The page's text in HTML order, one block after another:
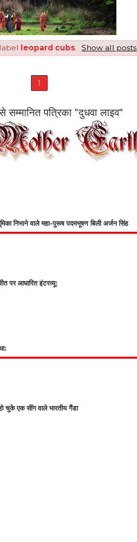
leopard cubs. Show all posts
1
से सम्मानित पत्रिका "दुधवा लाइव"
निभाने वाले महा-पुरूष पदमभूषण बिली अर्जन सिंह
पर आधारित इंटरव्यू:
चुके एक सींग वाले भारतीय गैंडा